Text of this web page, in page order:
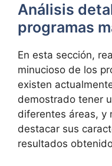
Análisis
programas
En esta ⁢sección,
minucioso de los
existen
demostrado tener
diferentes⁤ áreas, y
destacar sus
resultados